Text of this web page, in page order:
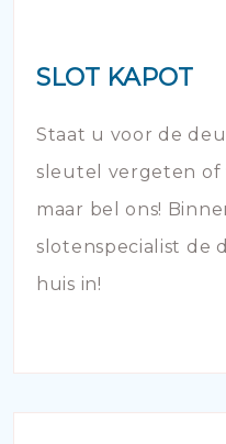
SLOT KAPOT
Staat u voor de
sleutel vergeten of
maar bel ons!
slotenspecialist de
huis in!